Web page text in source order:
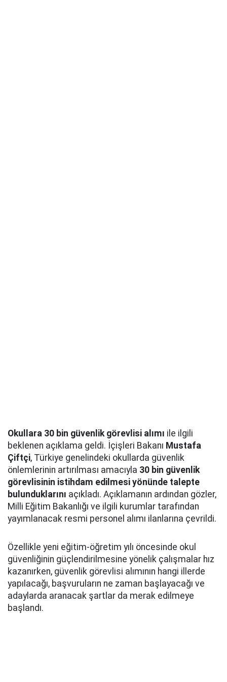
Okullara 30 bin güvenlik görevlisi alımı ile ilgili
beklenen açıklama geldi. İçişleri Bakanı Mustafa
Çiftçi, Türkiye genelindeki okullarda güvenlik
önlemlerinin artırılması amacıyla 30 bin güvenlik
görevlisinin istihdam edilmesi yönünde talepte
bulunduklarını açıkladı. Açıklamanın ardından gözler,
Milli Eğitim Bakanlığı ve ilgili kurumlar tarafından
yayımlanacak resmi personel alımı ilanlarına çevrildi.
Özellikle yeni eğitim-öğretim yılı öncesinde okul
güvenliğinin güçlendirilmesine yönelik çalışmalar hız
kazanırken, güvenlik görevlisi alımının hangi illerde
yapılacağı, başvuruların ne zaman başlayacağı ve
adaylarda aranacak şartlar da merak edilmeye
başlandı.